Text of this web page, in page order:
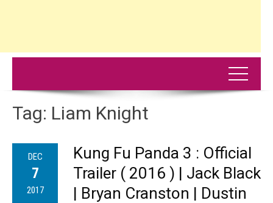
Tag: Liam Knight
DEC
7
2017
Kung Fu Panda 3 : Official
Trailer ( 2016 ) | Jack Black
| Bryan Cranston | Dustin